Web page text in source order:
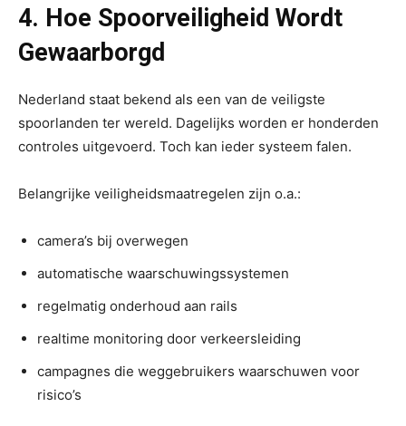
4. Hoe Spoorveiligheid Wordt
Gewaarborgd
Nederland staat bekend als een van de veiligste
spoorlanden ter wereld. Dagelijks worden er honderden
controles uitgevoerd. Toch kan ieder systeem falen.
Belangrijke veiligheidsmaatregelen zijn o.a.:
camera’s bij overwegen
automatische waarschuwingssystemen
regelmatig onderhoud aan rails
realtime monitoring door verkeersleiding
campagnes die weggebruikers waarschuwen voor
risico’s